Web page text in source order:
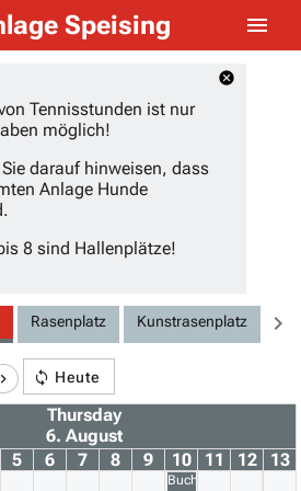
Speising
Tennisstunden ist nur
möglich!
darauf hinweisen, dass
Anlage Hunde
8 sind Hallenplätze!
Rasenplatz Kunstrasenplatz
Heute
Thursday
6. August
5 6 7 8 9 10 11 12
13
Buchung